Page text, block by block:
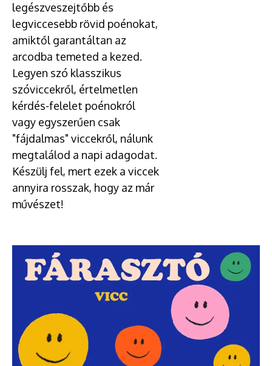
legészveszejtőbb és
legviccesebb rövid poénokat,
amiktől garantáltan az
arcodba temeted a kezed.
Legyen szó klasszikus
szóviccekről, értelmetlen
kérdés-felelet poénokról
vagy egyszerűen csak
"fájdalmas" viccekről, nálunk
megtalálod a napi adagodat.
Készülj fel, mert ezek a viccek
annyira rosszak, hogy az már
művészet!